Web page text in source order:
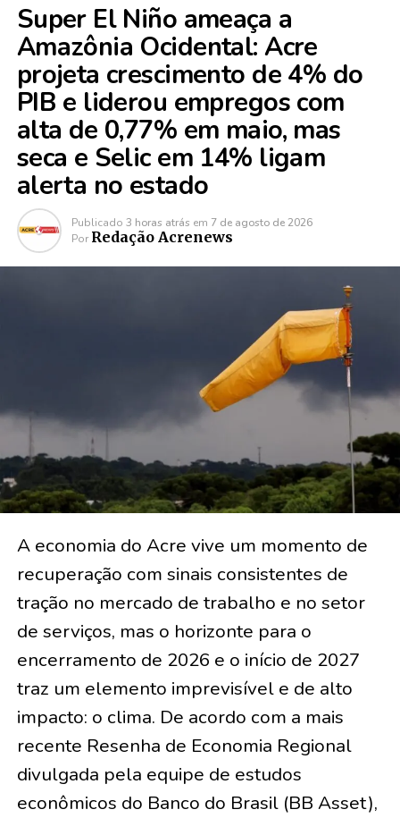
Super El Niño ameaça a
Amazônia Ocidental: Acre
projeta crescimento de 4% do
PIB e liderou empregos com
alta de 0,77% em maio, mas
seca e Selic em 14% ligam
alerta no estado
Publicado 3 horas atrás em 7 de agosto de 2026
Por Redação Acrenews
A economia do Acre vive um momento de
recuperação com sinais consistentes de
tração no mercado de trabalho e no setor
de serviços, mas o horizonte para o
encerramento de 2026 e o início de 2027
traz um elemento imprevisível e de alto
impacto: o clima. De acordo com a mais
recente Resenha de Economia Regional
divulgada pela equipe de estudos
econômicos do Banco do Brasil (BB Asset),